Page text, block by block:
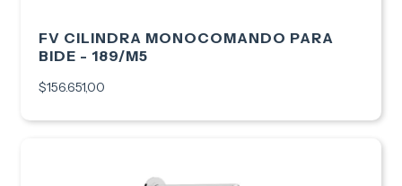
FV CILINDRA MONOCOMANDO PARA
BIDE - 189/M5
$156.651,00